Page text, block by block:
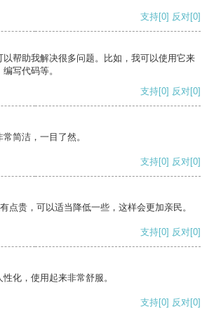
支持[0] 反对[0]
帮助我解决很多问题。比如，我可以使用它来
写代码等。
支持[0] 反对[0]
简洁，一目了然。
支持[0] 反对[0]
点贵，可以适当降低一些，这样会更加亲民。
支持[0] 反对[0]
化，使用起来非常舒服。
支持[0] 反对[0]